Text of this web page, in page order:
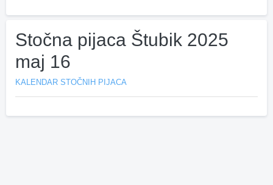
Stočna pijaca Štubik 2025
maj 16
KALENDAR STOČNIH PIJACA